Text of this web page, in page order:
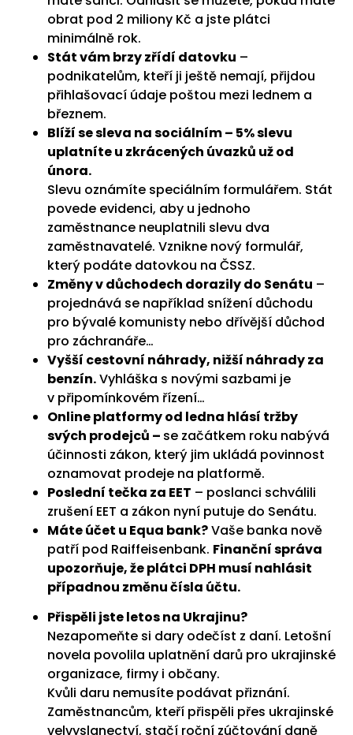
obrat pod 2 miliony Kč a jste plátci
minimálně rok.
Stát vám brzy zřídí datovku –
podnikatelům, kteří ji ještě nemají, přijdou
přihlašovací údaje poštou mezi lednem a
březnem.
Blíží se sleva na sociálním – 5% slevu
uplatníte u zkrácených úvazků už od
února.
Slevu oznámíte speciálním formulářem. Stát
povede evidenci, aby u jednoho
zaměstnance neuplatnili slevu dva
zaměstnavatelé. Vznikne nový formulář,
který podáte datovkou na ČSSZ.
Změny v důchodech dorazily do Senátu –
projednává se například snížení důchodu
pro bývalé komunisty nebo dřívější důchod
pro záchranáře…
Vyšší cestovní náhrady, nižší náhrady za
benzín.Vyhláška s novými sazbami je
v připomínkovém řízení…
Online platformy od ledna hlásí tržby
svých prodejců – se začátkem roku nabývá
účinnosti zákon, který jim ukládá povinnost
oznamovat prodeje na platformě.
Poslední tečka za EET – poslanci schválili
zrušení EET a zákon nyní putuje do Senátu.
Máte účet u Equa bank?Vaše banka nově
patří pod Raiffeisenbank. Finanční správa
upozorňuje, že plátci DPH musí nahlásit
případnou změnu čísla účtu.
Přispěli jste letos na Ukrajinu?
Nezapomeňte si dary odečíst z daní. Letošní
novela povolila uplatnění darů pro ukrajinské
organizace, firmy i občany.
Kvůli daru nemusíte podávat přiznání.
Zaměstnancům, kteří přispěli přes ukrajinské
velvyslanectví, stačí roční zúčtování daně